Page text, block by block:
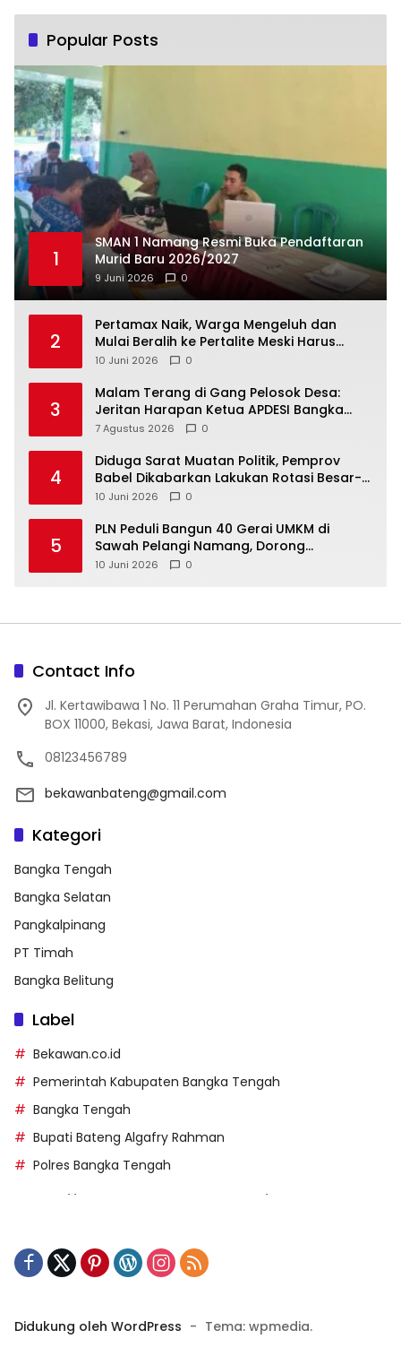
Popular Posts
1
SMAN 1 Namang Resmi Buka Pendaftaran
Murid Baru 2026/2027
9 Juni 2026 0
2
‎Pertamax Naik, Warga Mengeluh dan
Mulai Beralih ke Pertalite Meski Harus
10 Juni 2026 0
3
Malam Terang di Gang Pelosok Desa:
Jeritan Harapan Ketua APDESI Bangka
Tengah untuk PLN Babel
7 Agustus 2026 0
4
‎Diduga Sarat Muatan Politik, Pemprov
Babel Dikabarkan Lakukan Rotasi Besar-
10 Juni 2026 0
5
‎PLN Peduli Bangun 40 Gerai UMKM di
Sawah Pelangi Namang, Dorong
10 Juni 2026 0
Contact Info
Jl. Kertawibawa 1 No. 11 Perumahan Graha Timur, PO.
BOX 11000, Bekasi, Jawa Barat, Indonesia
08123456789
bekawanbateng@gmail.com
Kategori
Bangka Tengah
Bangka Selatan
Pangkalpinang
PT Timah
Bangka Belitung
Label
Bekawan.co.id
Pemerintah Kabupaten Bangka Tengah
Bangka Tengah
Bupati Bateng Algafry Rahman
Polres Bangka Tengah
https://kecsitim.sitarokab.go.id/
https://ukpbj.natunakab.go.id/
Didukung oleh WordPress - Tema: wpmedia.